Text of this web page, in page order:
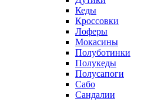
Кеды
Кроссовки
Лоферы
Мокасины
Полуботинки
Полукеды
Полусапоги
Сабо
Сандалии